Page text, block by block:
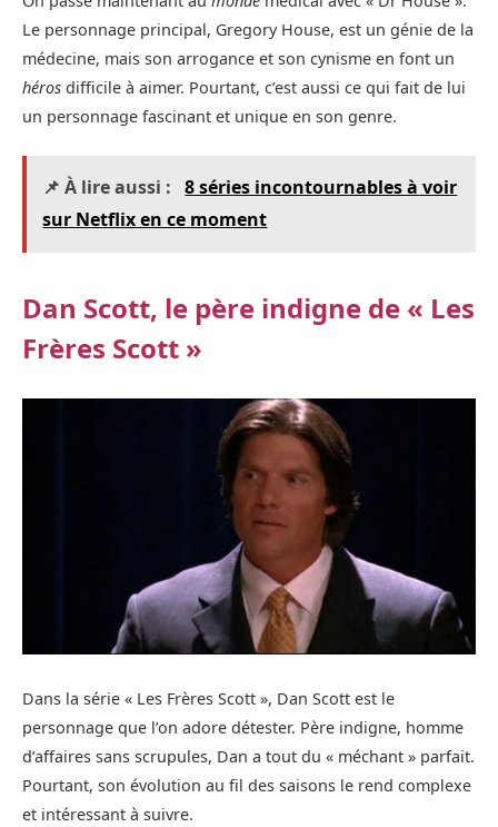
Le personnage principal, Gregory House, est un génie de la
médecine, mais son arrogance et son cynisme en font un
héros difficile à aimer. Pourtant, c’est aussi ce qui fait de lui
un personnage fascinant et unique en son genre.
📌 À lire aussi :
8 séries incontournables à voir
sur Netflix en ce moment
Dan Scott, le père indigne de « Les
Frères Scott »
Dans la série « Les Frères Scott », Dan Scott est le
personnage que l’on adore détester. Père indigne, homme
d’affaires sans scrupules, Dan a tout du « méchant » parfait.
Pourtant, son évolution au fil des saisons le rend complexe
et intéressant à suivre.